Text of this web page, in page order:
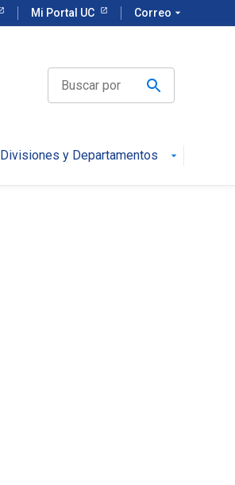
Mi Portal UC Correo arrow_drop_down
Divisiones y Departamentos